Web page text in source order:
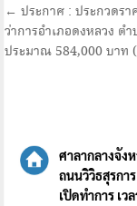
แนะแนว
เรื่อง
← ประกาศ : ประกวดรา
ว่าการอำเภอดงหลวง ต
ประมาณ 584,000 บาท
ศาลากลางจัง
ถนนวิวิธสุรกา
เปิดทำการ เว